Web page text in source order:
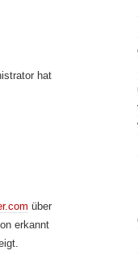
hat
über
erkannt